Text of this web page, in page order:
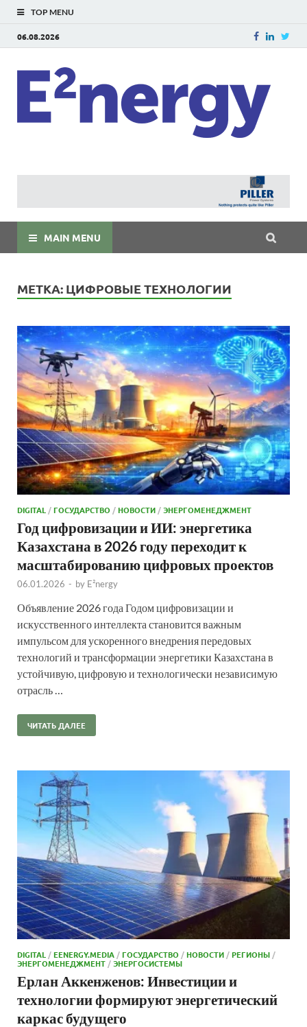
TOP MENU
06.08.2026
MAIN MENU
МЕТКА: ЦИФРОВЫЕ ТЕХНОЛОГИИ
DIGITAL /ГОСУДАРСТВО /НОВОСТИ /ЭНЕРГОМЕНЕДЖМЕНТ
Год цифровизации и ИИ: энергетика
Казахстана в 2026 году переходит к
масштабированию цифровых проектов
06.01.2026 - by E²nergy
Объявление 2026 года Годом цифровизации и
искусственного интеллекта становится важным
импульсом для ускоренного внедрения передовых
технологий и трансформации энергетики Казахстана в
устойчивую, цифровую и технологически независимую
отрасль …
ЧИТАТЬ ДАЛЕЕ
DIGITAL /EENERGY.MEDIA /ГОСУДАРСТВО /НОВОСТИ /РЕГИОНЫ /
ЭНЕРГОМЕНЕДЖМЕНТ /ЭНЕРГОСИСТЕМЫ
Ерлан Аккенженов: Инвестиции и
технологии формируют энергетический
каркас будущего